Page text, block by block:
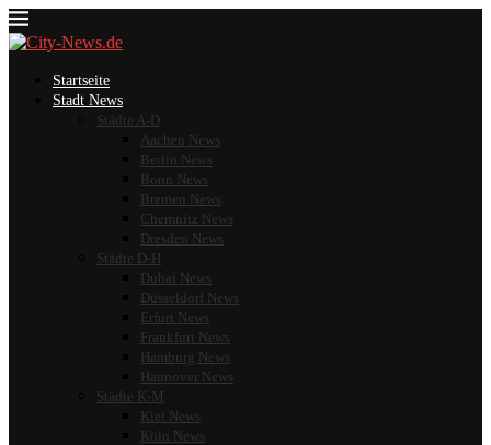
Startseite
Stadt News
Städte A-D
Aachen News
Berlin News
Bonn News
Bremen News
Chemnitz News
Dresden News
Städte D-H
Dubai News
Düsseldorf News
Erfurt News
Frankfurt News
Hamburg News
Hannover News
Städte K-M
Kiel News
Köln News